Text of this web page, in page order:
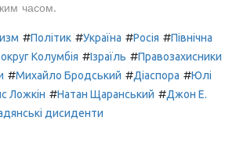
часом.
#Політик #Україна #Росія #Північна
Колумбія #Ізраїль #Правозахисники
#Михайло Бродський #Діаспора #Юлі
Ложкін #Натан Щаранський #Джон Е.
дисиденти